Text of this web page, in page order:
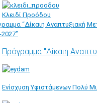
Κλειδί Προόδου
“Δίκαιη Αναπτυξιακή
Πρόγραμμα "Δίκαιη
Ενίσχυση Υφιστάμενων Πολύ